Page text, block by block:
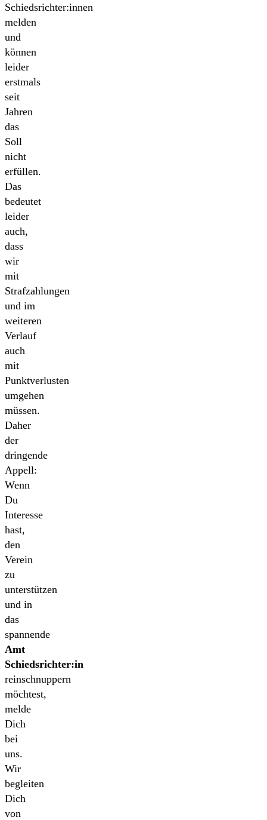
Schiedsrichter:innen
melden
und
können
leider
erstmals
seit
Jahren
das
Soll
nicht
erfüllen.
Das
bedeutet
leider
auch,
dass
wir
mit
Strafzahlungen
und im
weiteren
Verlauf
auch
mit
Punktverlusten
umgehen
müssen.
Daher
der
dringende
Appell:
Wenn
Du
Interesse
hast,
den
Verein
zu
unterstützen
und in
das
spannende
Amt
Schiedsrichter:in
reinschnuppern
möchtest,
melde
Dich
bei
uns.
Wir
begleiten
Dich
von